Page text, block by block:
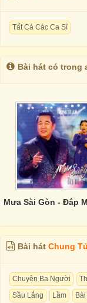
Tất Cả Các Ca Sĩ
Bài hát có trong
Bài hát Chung
Chuyện Ba Người
Sầu Lắng
Lầm